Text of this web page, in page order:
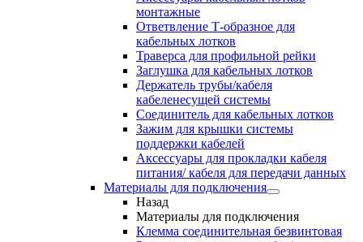
монтажные
Ответвление Т-образное для
кабельных лотков
Траверса для профильной рейки
Заглушка для кабельных лотков
Держатель трубы/кабеля
кабеленесущей системы
Соединитель для кабельных лотков
Зажим для крышки системы
поддержки кабелей
Аксессуары для прокладки кабеля
питания/ кабеля для передачи данных
Материалы для подключения
Назад
Материалы для подключения
Клемма соединительная безвинтовая